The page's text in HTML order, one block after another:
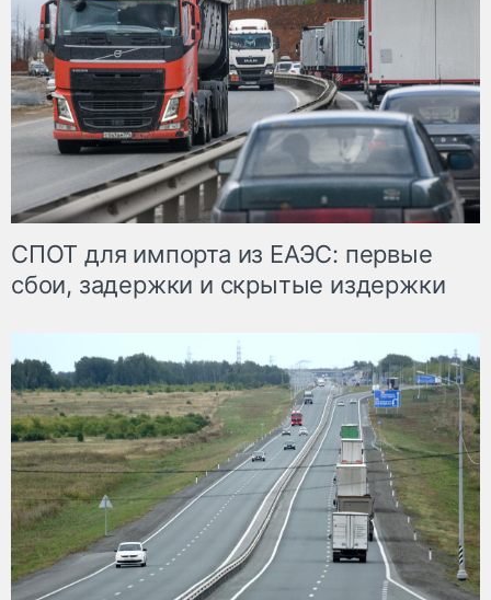
СПОТ для импорта из ЕАЭС: первые
сбои, задержки и скрытые издержки